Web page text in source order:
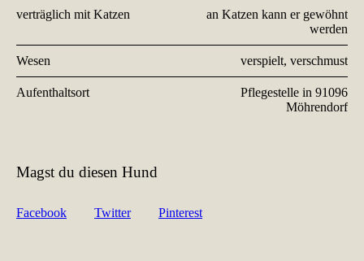
verträglich mit Katzen
an Katzen kann er gewöhnt
werden
Wesen verspielt, verschmust
Aufenthaltsort
Pflegestelle in 91096
Möhrendorf
Magst du diesen Hund
Facebook Twitter Pinterest